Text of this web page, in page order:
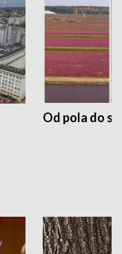
Od pola do